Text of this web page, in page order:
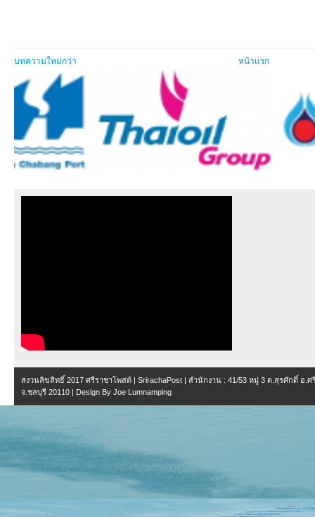
บทความใหม่กว่า หน้าแรก
สงวนลิขสิทธิ์ 2017 ศรีราชาโพสต์ | SrirachaPost | สำนักงาน : 41/53 หมู่ 3 ต.สุรศักดิ์ อ.ศ
จ.ชลบุรี 20110 | Design By Joe Lumnamping